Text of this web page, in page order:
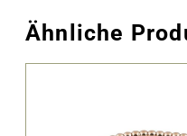
Ähnliche